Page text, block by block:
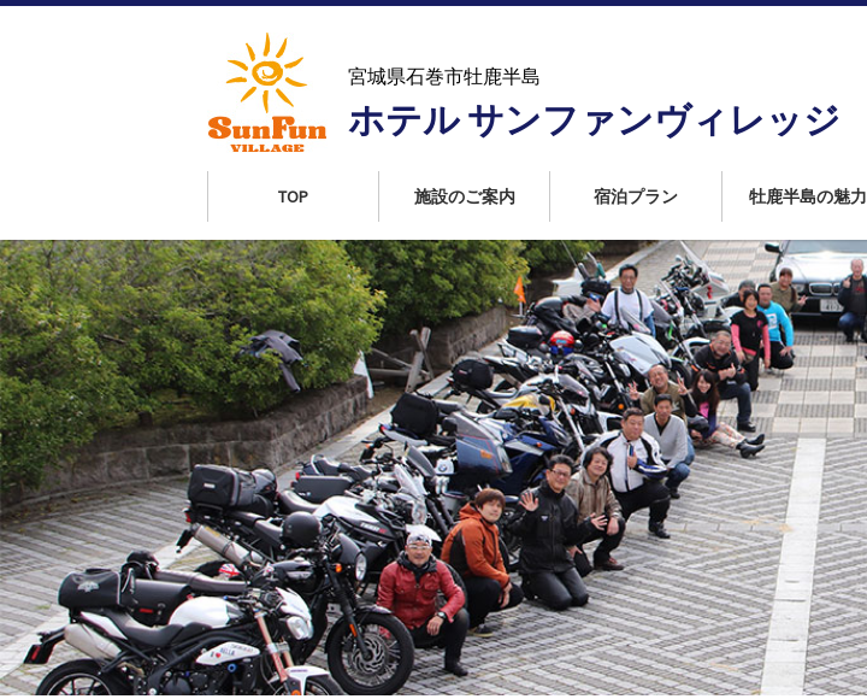
コ
プ
宮城県石巻市牡鹿半島
ホテル サンファンヴィレッジ
TOP 施設のご案内 宿泊プラン 牡鹿半島の魅力